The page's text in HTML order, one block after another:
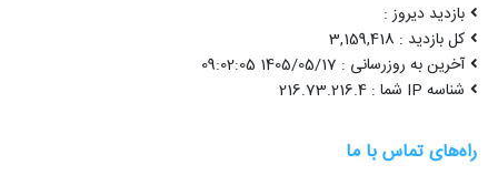
بازدید دیروز :
کل بازدید : 3,159,418
آخرین به روزرسانی : 1405/05/17 09:02:05
شناسه IP شما : 216.73.216.4
راه‌های تماس با ما